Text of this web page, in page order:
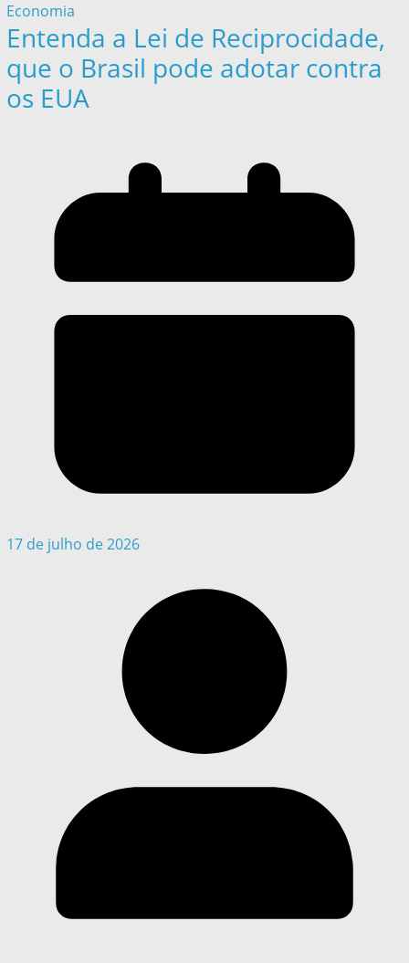
Economia
Entenda a Lei de Reciprocidade,
que o Brasil pode adotar contra
os EUA
17 de julho de 2026